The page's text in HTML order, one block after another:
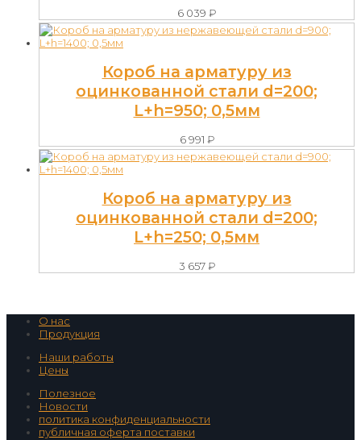
6 039 ₽
Короб на арматуру из
оцинкованной стали d=200;
L+h=950; 0,5мм
6 991 ₽
Короб на арматуру из
оцинкованной стали d=200;
L+h=250; 0,5мм
3 657₽
О нас
Продукция
Наши работы
Цены
Полезное
Новости
политика конфиденциальности
публичная оферта поставки